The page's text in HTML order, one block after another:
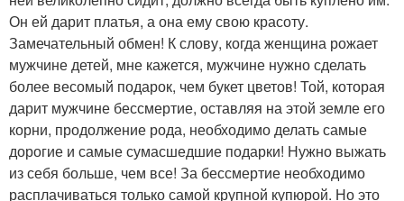
Он ей дарит платья, а она ему свою красоту.
Замечательный обмен! К слову, когда женщина рожает
мужчине детей, мне кажется, мужчине нужно сделать
более весомый подарок, чем букет цветов! Той, которая
дарит мужчине бессмертие, оставляя на этой земле его
корни, продолжение рода, необходимо делать самые
дорогие и самые сумасшедшие подарки! Нужно выжать
из себя больше, чем все! За бессмертие необходимо
расплачиваться только самой крупной купюрой. Но это